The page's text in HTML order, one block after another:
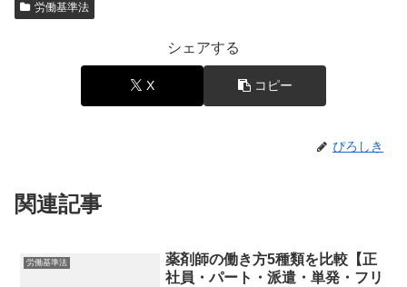
労働基準法
シェアする
X コピー
ぴろしき
関連記事
労働基準法
薬剤師の働き方5種類を比較【正
社員・パート・派遣・単発・フリ